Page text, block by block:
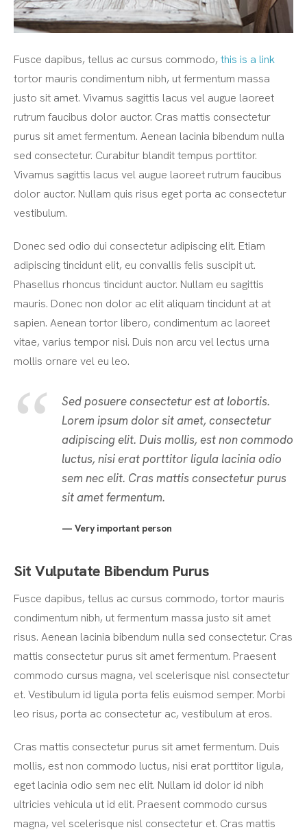
Fusce dapibus, tellus ac cursus commodo, this is a link
tortor mauris condimentum nibh, ut fermentum massa
justo sit amet. Vivamus sagittis lacus vel augue laoreet
rutrum faucibus dolor auctor. Cras mattis consectetur
purus sit amet fermentum. Aenean lacinia bibendum nulla
sed consectetur. Curabitur blandit tempus porttitor.
Vivamus sagittis lacus vel augue laoreet rutrum faucibus
dolor auctor. Nullam quis risus eget porta ac consectetur
vestibulum.
Donec sed odio dui consectetur adipiscing elit. Etiam
adipiscing tincidunt elit, eu convallis felis suscipit ut.
Phasellus rhoncus tincidunt auctor. Nullam eu sagittis
mauris. Donec non dolor ac elit aliquam tincidunt at at
sapien. Aenean tortor libero, condimentum ac laoreet
vitae, varius tempor nisi. Duis non arcu vel lectus urna
mollis ornare vel eu leo.
Sed posuere consectetur est at lobortis.
Lorem ipsum dolor sit amet, consectetur
adipiscing elit. Duis mollis, est non commodo
luctus, nisi erat porttitor ligula lacinia odio
sem nec elit. Cras mattis consectetur purus
sit amet fermentum.
Very important person
Sit Vulputate Bibendum Purus
Fusce dapibus, tellus ac cursus commodo, tortor mauris
condimentum nibh, ut fermentum massa justo sit amet
risus. Aenean lacinia bibendum nulla sed consectetur. Cras
mattis consectetur purus sit amet fermentum. Praesent
commodo cursus magna, vel scelerisque nisl consectetur
et. Vestibulum id ligula porta felis euismod semper. Morbi
leo risus, porta ac consectetur ac, vestibulum at eros.
Cras mattis consectetur purus sit amet fermentum. Duis
mollis, est non commodo luctus, nisi erat porttitor ligula,
eget lacinia odio sem nec elit. Nullam id dolor id nibh
ultricies vehicula ut id elit. Praesent commodo cursus
magna, vel scelerisque nisl consectetur et. Cras mattis